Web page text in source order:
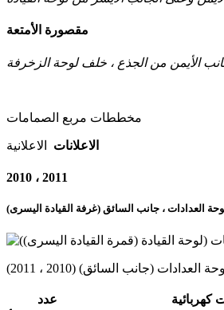
مقصورة الأمتعة
مخططات مربع الصمامات
الاعلانات الاعلانية
2010 ، 2011
العدادات ، جانب السائق (غرفة القيادة اليسرى)
(جانب السائق) (2010 ، 2011)
عدد كهربائية